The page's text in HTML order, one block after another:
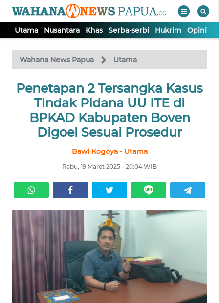
Utama Nusantara Khas Serba-serbi Hukrim Opini
Wahana News Papua Utama
Penetapan 2 Tersangka Kasus
Tindak Pidana UU ITE di
BPKAD Kabupaten Boven
Digoel Sesuai Prosedur
Bawi Kogoya - Utama
Rabu, 19 Maret 2025 - 20:04 WIB
TV
Tutup
UTAMA
NUSANTARA
SERBI
HUKRIM
OPINI
PERISTIWA
Informasi